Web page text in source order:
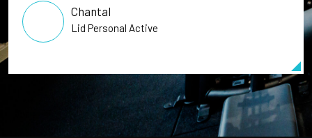
Chantal
Lid Personal Active